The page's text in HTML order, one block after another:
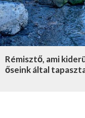
Rémisztő, ami
őseink által